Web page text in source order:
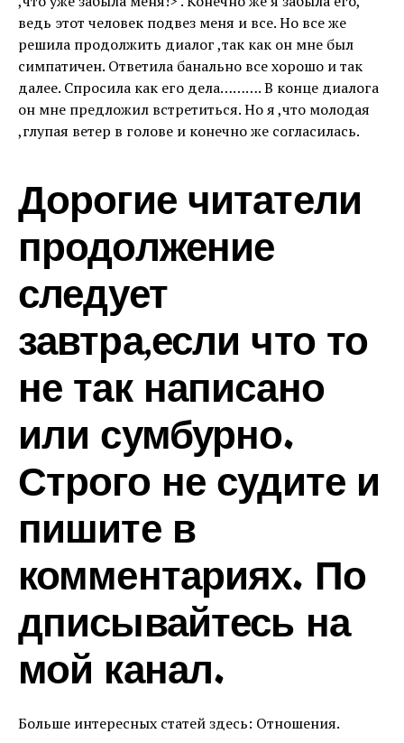
ведь этот человек подвез меня и все. Но все же
решила продолжить диалог ,так как он мне был
симпатичен. Ответила банально все хорошо и так
далее. Спросила как его дела………. В конце диалога
он мне предложил встретиться. Но я ,что молодая
,глупая ветер в голове и конечно же согласилась.
Дорогие читатели
продолжение
следует
завтра,если что то
не так написано
или сумбурно.
Строго не судите и
пишите в
комментариях. По
дписывайтесь на
мой канал.
Больше интересных статей здесь: Отношения.